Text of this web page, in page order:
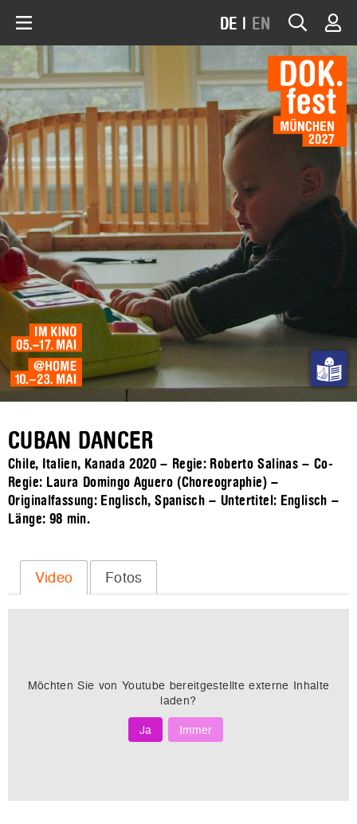
DE | EN
CUBAN DANCER
Chile, Italien, Kanada 2020 – Regie: Roberto Salinas – Co-
Regie: Laura Domingo Aguero (Choreographie) –
Originalfassung: Englisch, Spanisch – Untertitel: Englisch –
Länge: 98 min.
Video Fotos
Möchten Sie von Youtube bereitgestellte externe Inhalte
laden?
Ja
Immer